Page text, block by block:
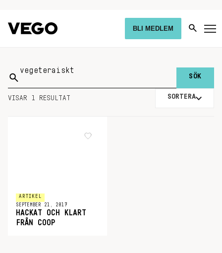
BLI MEDLEM
Sök
på:
VISAR 1 RESULTAT SORTERA
ARTIKEL
SEPTEMBER 21, 2017
HACKAT OCH KLART
FRÅN COOP